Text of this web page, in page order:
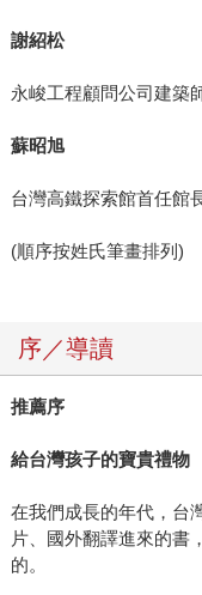
謝紹松
永峻工程顧問公司建築
蘇昭旭
台灣高鐵探索館首任館
(順序按姓氏筆畫排列)
序／導讀
推薦序
給台灣孩子的寶貴禮物
在我們成長的年代，台
片、國外翻譯進來的書
的。